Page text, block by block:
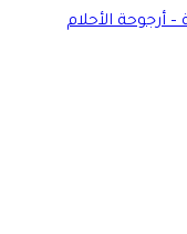
– أرجوحة الأحلام